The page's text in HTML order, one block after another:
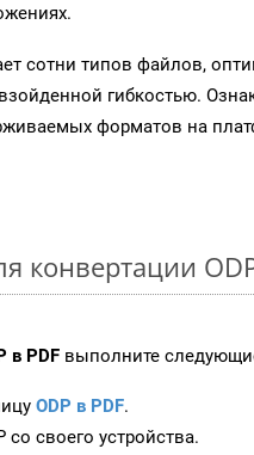
сотни типов файлов,
гибкостью.
форматов на
конвертации
в PDF выполните
ODP в PDF.
со своего устройства.